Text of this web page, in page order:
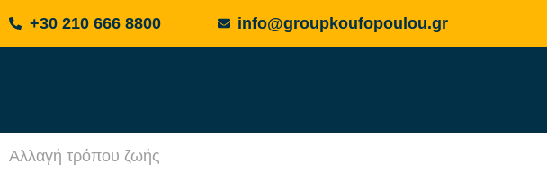
+30 210 666 8800 info@groupkoufopoulou.gr
Αλλαγή τρόπου ζωής